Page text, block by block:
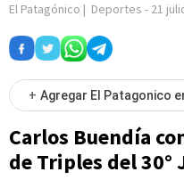
El Patagónico | Deportes - 21
+ Agregar El Patagonico
Carlos Buendía
de Triples del 30°